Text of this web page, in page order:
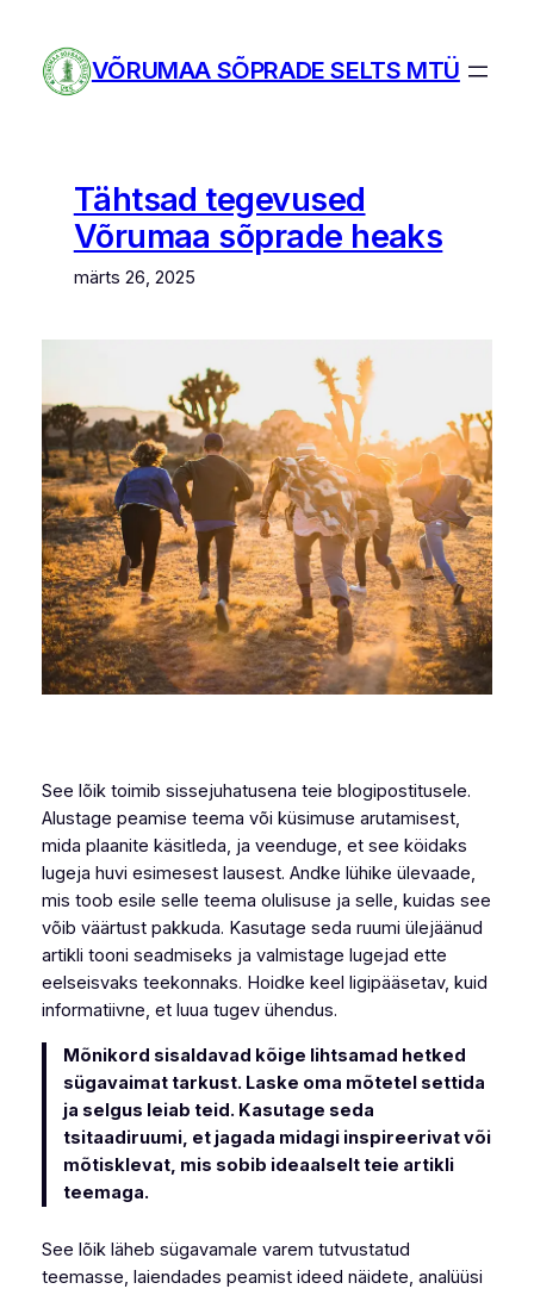
juurde
VÕRUMAA SÕPRADE SELTS MTÜ
Tähtsad tegevused
Võrumaa sõprade heaks
märts 26, 2025
See lõik toimib sissejuhatusena teie blogipostitusele.
Alustage peamise teema või küsimuse arutamisest,
mida plaanite käsitleda, ja veenduge, et see köidaks
lugeja huvi esimesest lausest. Andke lühike ülevaade,
mis toob esile selle teema olulisuse ja selle, kuidas see
võib väärtust pakkuda. Kasutage seda ruumi ülejäänud
artikli tooni seadmiseks ja valmistage lugejad ette
eelseisvaks teekonnaks. Hoidke keel ligipääsetav, kuid
informatiivne, et luua tugev ühendus.
Mõnikord sisaldavad kõige lihtsamad hetked
sügavaimat tarkust. Laske oma mõtetel settida
ja selgus leiab teid. Kasutage seda
tsitaadiruumi, et jagada midagi inspireerivat või
mõtisklevat, mis sobib ideaalselt teie artikli
teemaga.
See lõik läheb sügavamale varem tutvustatud
teemasse, laiendades peamist ideed näidete, analüüsi